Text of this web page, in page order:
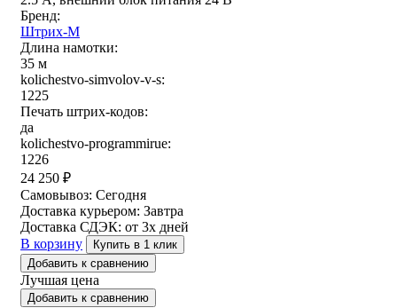
Бренд:
Штрих-М
Длина намотки:
35 м
kolichestvo-simvolov-v-s:
1225
Печать штрих-кодов:
да
kolichestvo-programmirue:
1226
24 250 ₽
Самовывоз: Сегодня
Доставка курьером: Завтра
Доставка СДЭК: от 3х дней
В корзину
Купить в 1 клик
Добавить к сравнению
Лучшая цена
Добавить к сравнению